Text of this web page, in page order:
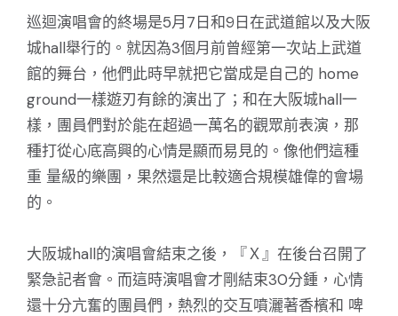
巡迴演唱會的終場是5月7日和9日在武道館以及大阪
城hall舉行的。就因為3個月前曾經第一次站上武道
館的舞台，他們此時早就把它當成是自己的 home
ground一樣遊刃有餘的演出了；和在大阪城hall一
樣，團員們對於能在超過一萬名的觀眾前表演，那
種打從心底高興的心情是顯而易見的。像他們這種
重 量級的樂團，果然還是比較適合規模雄偉的會場
的。
大阪城hall的演唱會結束之後，『Ｘ』在後台召開了
緊急記者會。而這時演唱會才剛結束30分鍾，心情
還十分亢奮的團員們，熱烈的交互噴灑著香檳和 啤